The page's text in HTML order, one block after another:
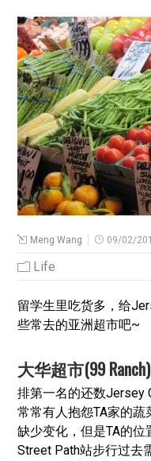
Meng Wang 09/02/
Life
留学生里吃货多，给
些常去的亚洲超市吧~
大华超市(99 Ranch)
排第一名的还数Jersey
常常有人抱怨TA家的
缺少变化，但是TA的
Street Path站步行过去